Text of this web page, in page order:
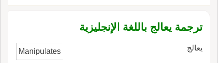
ترجمة يعالج باللغة الإنجليزية
يعالج Manipulates